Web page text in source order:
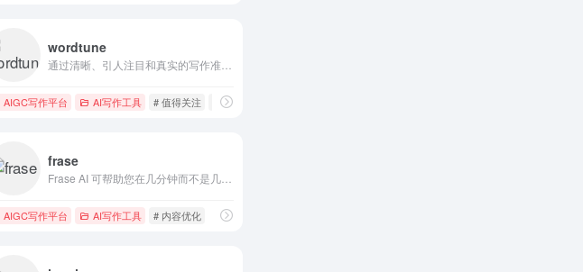
wordtune
通过清晰、引人注目和真实的写作准确表达您的意思。
AIGC写作平台 AI写作工具 # 值得关注 # 词调
frase
Frase AI 可帮助您在几分钟而不是几小时内研究、编写和优化高质量的 SEO 内容。
AIGC写作平台 AI写作工具 # 内容优化